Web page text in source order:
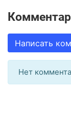
Написать
Нет